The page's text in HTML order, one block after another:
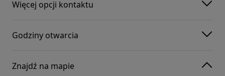
Więcej opcji kontaktu
Godziny otwarcia
Znajdź na mapie